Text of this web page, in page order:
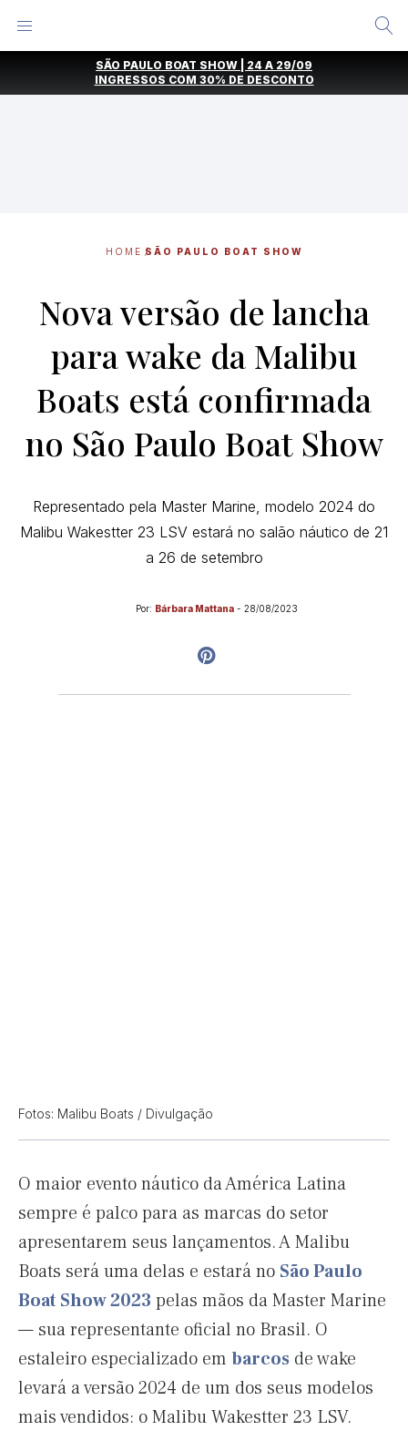
SÃO PAULO BOAT SHOW | 24 A 29/09
INGRESSOS COM 30% DE DESCONTO
HOME SÃO PAULO BOAT SHOW
Nova versão de lancha
para wake da Malibu
Boats está confirmada
no São Paulo Boat Show
Representado pela Master Marine, modelo 2024 do
Malibu Wakestter 23 LSV estará no salão náutico de 21
a 26 de setembro
Por: Bárbara Mattana - 28/08/2023
Fotos: Malibu Boats / Divulgação
O maior evento náutico da América Latina
sempre é palco para as marcas do setor
apresentarem seus lançamentos. A Malibu
Boats será uma delas e estará no São Paulo
Boat Show 2023 pelas mãos da Master Marine
— sua representante oficial no Brasil. O
estaleiro especializado em barcos de wake
levará a versão 2024 de um dos seus modelos
mais vendidos: o Malibu Wakestter 23 LSV.